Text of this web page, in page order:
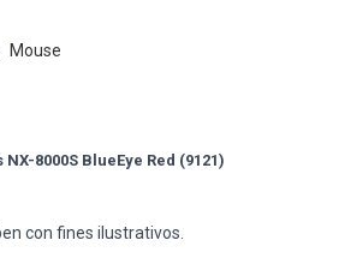
Mouse
con fines ilustrativos.